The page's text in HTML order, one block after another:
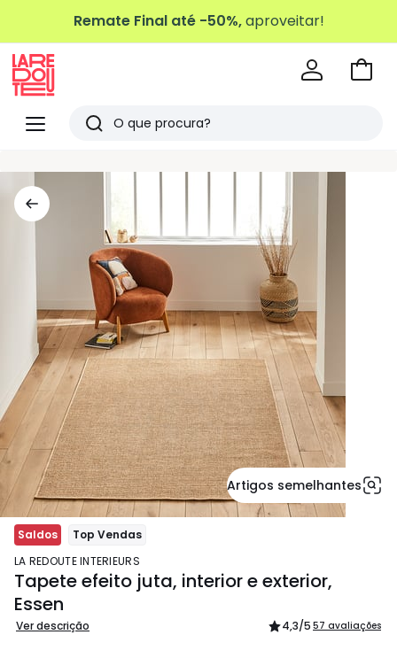
Remate Final até -50%,aproveitar!
Menu
Redoute
Pesquisar
vistos
Ir
Artigos semelhantes
Saldos
Top Vendas
LA REDOUTE INTERIEURS
Tapete efeito juta, interior e exterior,
Essen
Ver descrição 4,3/5 57 avaliações